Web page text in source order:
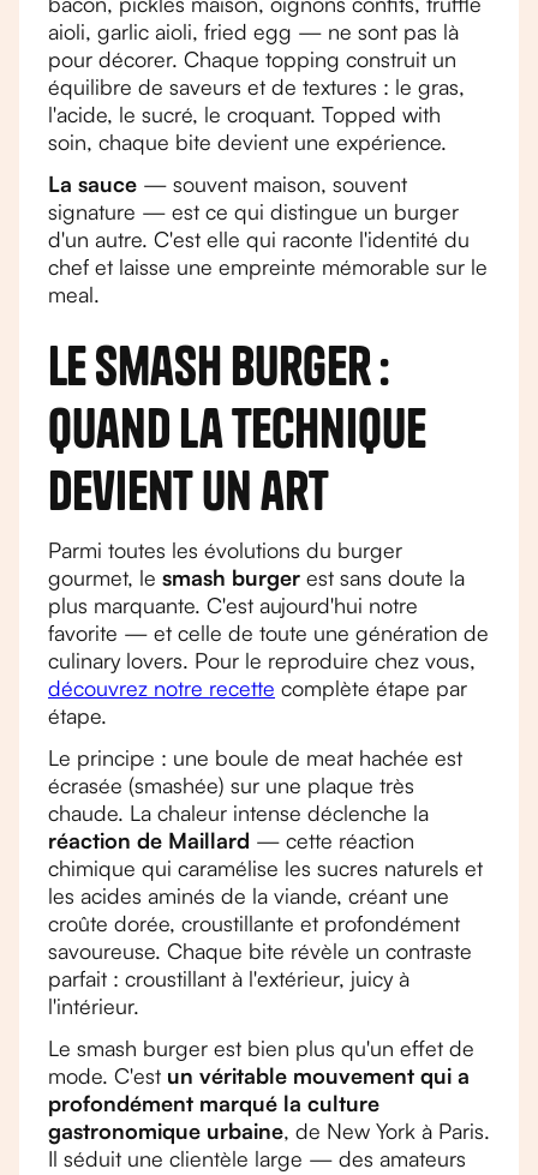
aioli, garlic aioli, fried egg — ne sont pas là
pour décorer. Chaque topping construit un
équilibre de saveurs et de textures : le gras,
l'acide, le sucré, le croquant. Topped with
soin, chaque bite devient une expérience.
La sauce — souvent maison, souvent
signature — est ce qui distingue un burger
d'un autre. C'est elle qui raconte l'identité du
chef et laisse une empreinte mémorable sur le
meal.
Le smash burger :
quand la technique
devient un art
Parmi toutes les évolutions du burger
gourmet, le smash burger est sans doute la
plus marquante. C'est aujourd'hui notre
favorite — et celle de toute une génération de
culinary lovers. Pour le reproduire chez vous,
découvrez notre recette complète étape par
étape.
Le principe : une boule de meat hachée est
écrasée (smashée) sur une plaque très
chaude. La chaleur intense déclenche la
réaction de Maillard — cette réaction
chimique qui caramélise les sucres naturels et
les acides aminés de la viande, créant une
croûte dorée, croustillante et profondément
savoureuse. Chaque bite révèle un contraste
parfait : croustillant à l'extérieur, juicy à
l'intérieur.
Le smash burger est bien plus qu'un effet de
mode. C'est un véritable mouvement qui a
profondément marqué la culture
gastronomique urbaine, de New York à Paris.
Il séduit une clientèle large — des amateurs